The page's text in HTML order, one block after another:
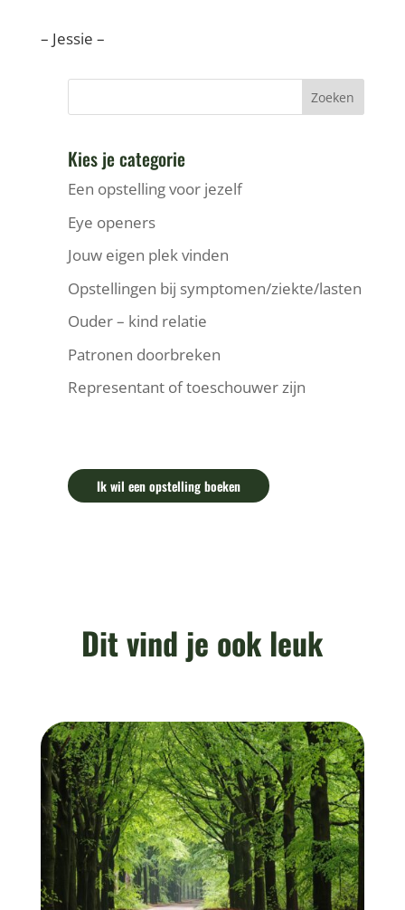
– Jessie –
Kies je categorie
Een opstelling voor jezelf
Eye openers
Jouw eigen plek vinden
Opstellingen bij symptomen/ziekte/lasten
Ouder – kind relatie
Patronen doorbreken
Representant of toeschouwer zijn
Ik wil een opstelling boeken
Dit vind je ook leuk